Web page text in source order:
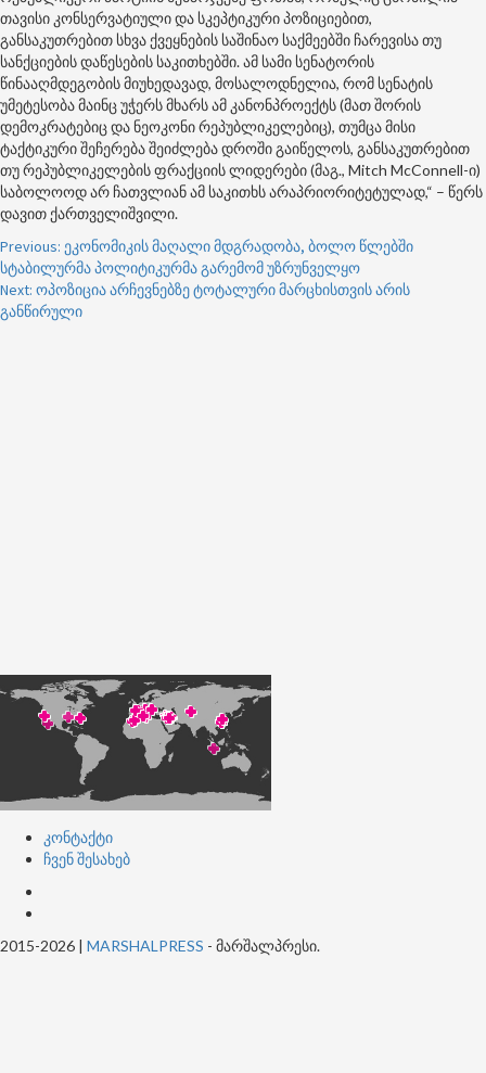
თავისი კონსერვატიული და სკეპტიკური პოზიციებით,
განსაკუთრებით სხვა ქვეყნების საშინაო საქმეებში ჩარევისა თუ
სანქციების დაწესების საკითხებში. ამ სამი სენატორის
წინააღმდეგობის მიუხედავად, მოსალოდნელია, რომ სენატის
უმეტესობა მაინც უჭერს მხარს ამ კანონპროექტს (მათ შორის
დემოკრატებიც და ნეოკონი რეპუბლიკელებიც), თუმცა მისი
ტაქტიკური შეჩერება შეიძლება დროში გაიწელოს, განსაკუთრებით
თუ რეპუბლიკელების ფრაქციის ლიდერები (მაგ., Mitch McConnell-ი)
საბოლოოდ არ ჩათვლიან ამ საკითხს არაპრიორიტეტულად,“ – წერს
დავით ქართველიშვილი.
Post
navigation
Previous: ეკონომიკის მაღალი მდგრადობა, ბოლო წლებში
სტაბილურმა პოლიტიკურმა გარემომ უზრუნველყო
Next: ოპოზიცია არჩევნებზე ტოტალური მარცხისთვის არის
განწირული
კონტაქტი
ჩვენ შესახებ
2015-2026 | MARSHALPRESS - მარშალპრესი.